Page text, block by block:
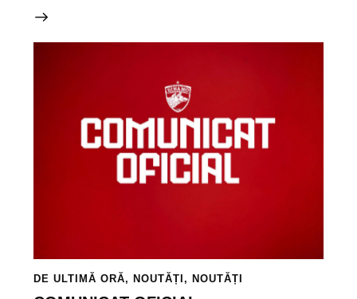
DE ULTIMĂ ORĂ, NOUTĂȚI , NOUTĂȚI